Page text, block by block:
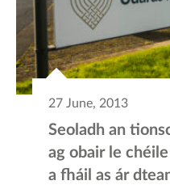
27 June, 2013
Seoladh an
ag obair le
a fháil as ár